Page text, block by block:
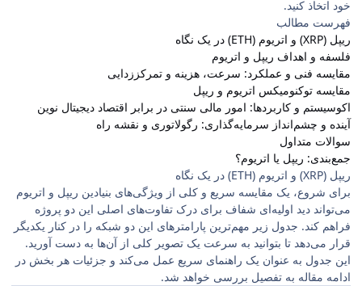
خود اتخاذ کنید.
فهرست مطالب
ریپل (XRP) و اتریوم (ETH) در یک نگاه
فلسفه و اهداف ریپل و اتریوم
مقایسه فنی و عملکرد: سرعت، هزینه و تمرکززدایی
مقایسه توکنومیکس اتریوم و ریپل
اکوسیستم و کاربردها: امور مالی سنتی در برابر اقتصاد دیجیتال نوین
آینده و چشم‌انداز سرمایه‌گذاری: رگولاتوری و نقشه راه
سوالات متداول
جمع‌بندی: ریپل یا اتریوم؟
ریپل (XRP) و اتریوم (ETH) در یک نگاه
برای شروع، یک مقایسه سریع و کلی از ویژگی‌های بنیادین ریپل و اتریوم
می‌تواند دید اولیه‌ای شفاف برای درک تفاوت‌های اصلی این دو پروژه
فراهم کند. جدول زیر مهم‌ترین پارامترهای این دو شبکه را در کنار یکدیگر
قرار می‌دهد تا بتوانید به سرعت یک تصویر کلی از آن‌ها به دست آورید.
این جدول به عنوان یک راهنمای سریع عمل می‌کند و جزئیات هر بخش در
ادامه مقاله به تفصیل بررسی خواهد شد.